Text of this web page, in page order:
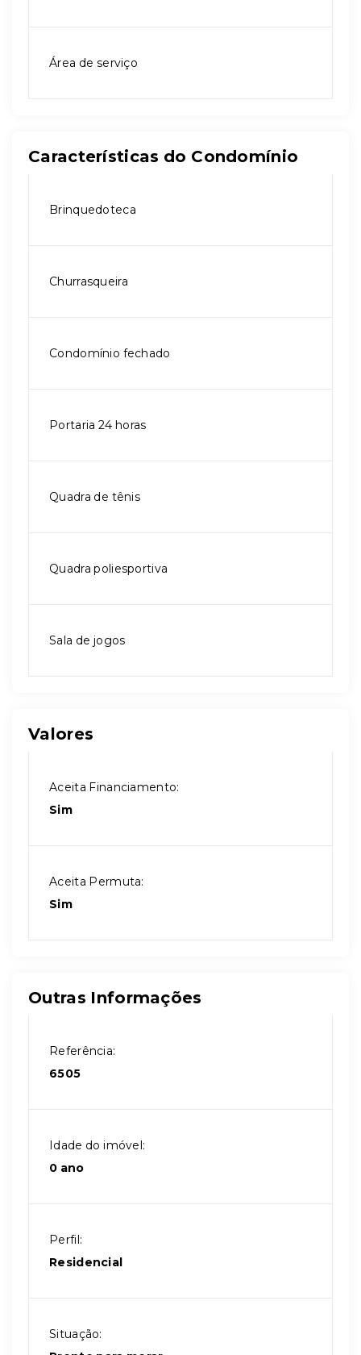
Área de serviço
Características do Condomínio
Brinquedoteca
Churrasqueira
Condomínio fechado
Portaria 24 horas
Quadra de tênis
Quadra poliesportiva
Sala de jogos
Valores
Aceita Financiamento:
Sim
Aceita Permuta:
Sim
Outras Informações
Referência:
6505
Idade do imóvel:
0 ano
Perfil:
Residencial
Situação: